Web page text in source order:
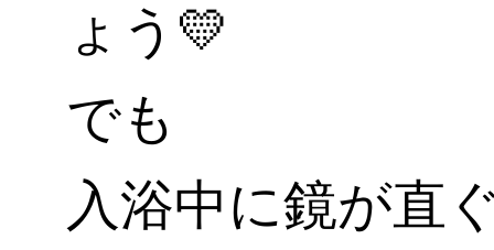
ょう💛
でも
入浴中に鏡が直